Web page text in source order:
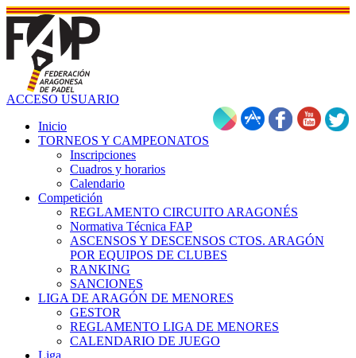
ACCESO USUARIO
Inicio
TORNEOS Y CAMPEONATOS
Inscripciones
Cuadros y horarios
Calendario
Competición
REGLAMENTO CIRCUITO ARAGONÉS
Normativa Técnica FAP
ASCENSOS Y DESCENSOS CTOS. ARAGÓN
POR EQUIPOS DE CLUBES
RANKING
SANCIONES
LIGA DE ARAGÓN DE MENORES
GESTOR
REGLAMENTO LIGA DE MENORES
CALENDARIO DE JUEGO
Liga